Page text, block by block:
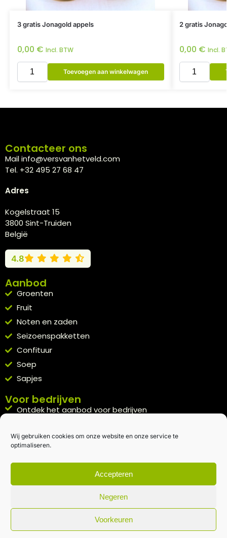
Wij gebruiken cookies om onze website en onze service te
optimaliseren.
Accepteren
Negeren
Voorkeuren
3 gratis Jonagold appels
0,00 € Incl. BTW
Toevoegen aan winkelwagen
2 gratis
0,00 € Incl.
Contacteer ons
Mail info@versvanhetveld.com
Tel. +32 495 27 68 47
Adres
Kogelstraat 15
3800 Sint-Truiden
België
4.8
Aanbod
Groenten
Fruit
Noten en zaden
Seizoenspakketten
Confituur
Soep
Sapjes
Voor bedrijven
Ontdek het aanbod voor bedrijven
Kennismakingspakket aanvragen
Blijft op de hoogte
Rechtstreeks van het veld naar je inbox.
Inschrijven nieuwsbrief
Algemene voorwaarden|Privacybeleid| gemaakt met door